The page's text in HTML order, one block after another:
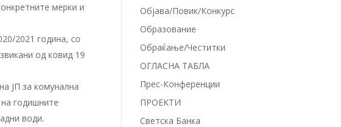
мерки и
2021 година, со
од ковид 19
ЈП за комунална
годишните
води.
Објава/Повик/Конкурс
Образование
Обраќање/Честитки
ОГЛАСНА ТАБЛА
Прес-Конференции
ПРОЕКТИ
Светска Банка